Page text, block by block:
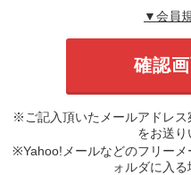
▼会員
※ご記入頂いたメールアドレ
をお送り
※Yahoo!メールなどのフリー
ォルダに入る